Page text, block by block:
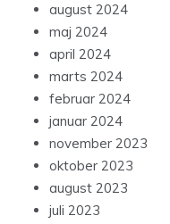
august 2024
maj 2024
april 2024
marts 2024
februar 2024
januar 2024
november 2023
oktober 2023
august 2023
juli 2023